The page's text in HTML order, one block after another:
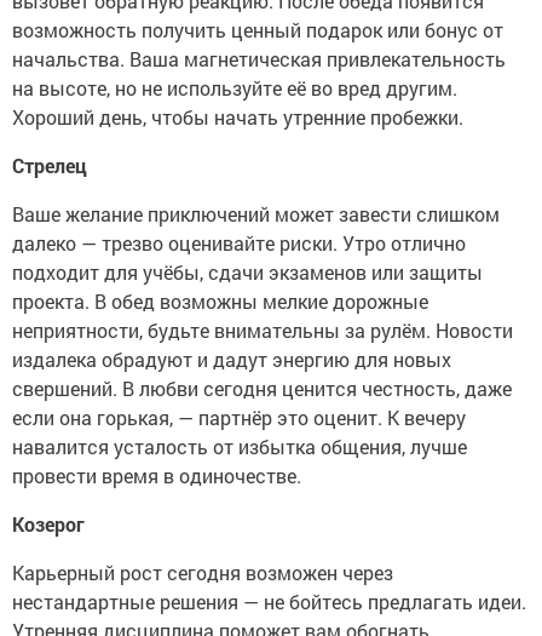
возможность получить ценный подарок или бонус от
начальства. Ваша магнетическая привлекательность
на высоте, но не используйте её во вред другим.
Хороший день, чтобы начать утренние пробежки.
Стрелец
Ваше желание приключений может завести слишком
далеко — трезво оценивайте риски. Утро отлично
подходит для учёбы, сдачи экзаменов или защиты
проекта. В обед возможны мелкие дорожные
неприятности, будьте внимательны за рулём. Новости
издалека обрадуют и дадут энергию для новых
свершений. В любви сегодня ценится честность, даже
если она горькая, — партнёр это оценит. К вечеру
навалится усталость от избытка общения, лучше
провести время в одиночестве.
Козерог
Карьерный рост сегодня возможен через
нестандартные решения — не бойтесь предлагать идеи.
Утренняя дисциплина поможет вам обогнать